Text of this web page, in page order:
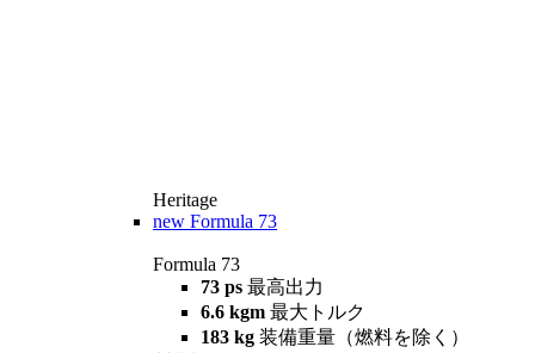
Heritage
new Formula 73
Formula 73
73 ps 最高出力
6.6 kgm 最大トルク
183 kg 装備重量（燃料を除く）